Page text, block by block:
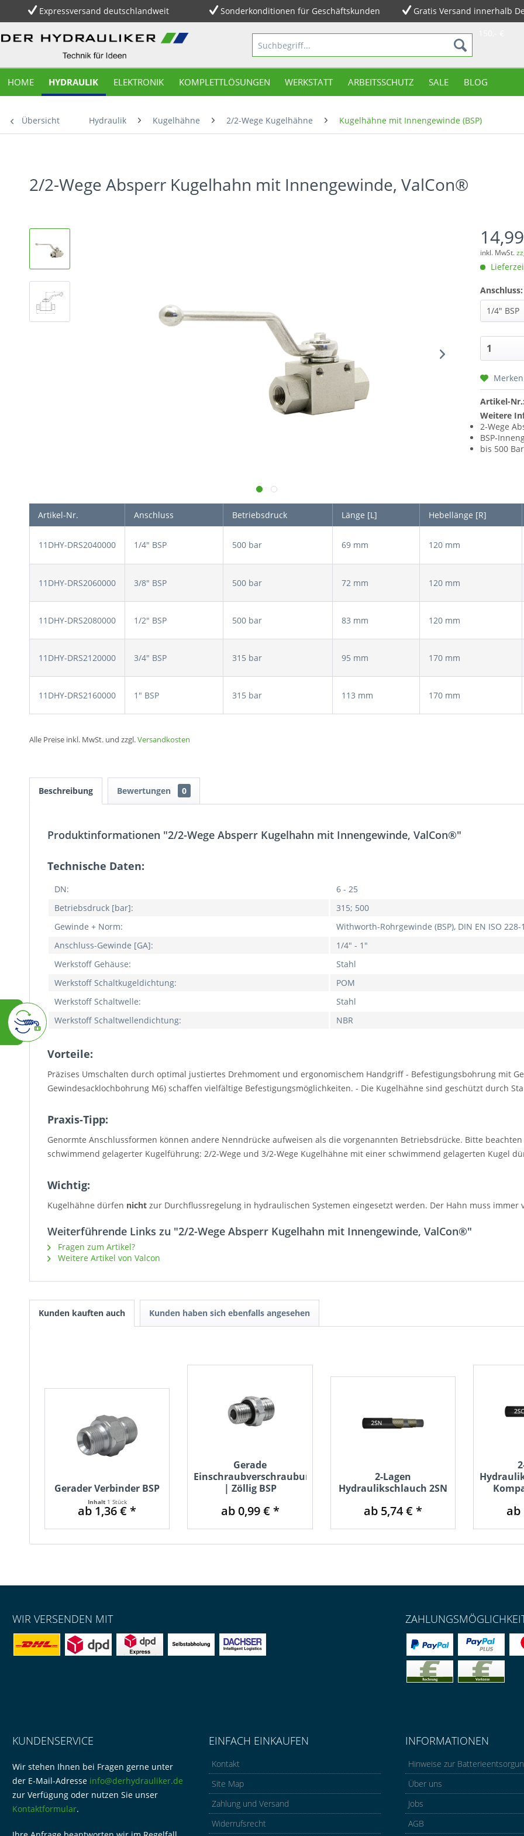
Expressversand deutschlandweit Sonderkonditionen für Geschäftskunden
Gratis Versand innerhalb
HOME HYDRAULIK ELEKTRONIK KOMPLETTLÖSUNGEN WERKSTATT ARBEITSSCHUTZ SALE BLOG
Übersicht Hydraulik Kugelhähne 2/2-Wege Kugelhähne Kugelhähne mit Innengewinde (BSP)
2/2-Wege Absperr Kugelhahn mit Innengewinde, ValCon®
inkl. MwSt.
Anschluss:
Merken
Artikel-
Weitere
2-Wege
BSP-
bis 500
Artikel-Nr. Anschluss Betriebsdruck Länge [L] Hebellänge [R]
11DHY-DRS2040000 1/4" BSP 500 bar 69 mm 120 mm
11DHY-DRS2060000 3/8" BSP 500 bar 72 mm 120 mm
11DHY-DRS2080000 1/2" BSP 500 bar 83 mm 120 mm
11DHY-DRS2120000 3/4" BSP 315 bar 95 mm 170 mm
11DHY-DRS2160000 1" BSP 315 bar 113 mm 170 mm
Alle Preise inkl. MwSt. und zzgl.Versandkosten
Beschreibung Bewertungen 0
Produktinformationen "2/2-Wege Absperr Kugelhahn mit Innengewinde, ValCon®"
Technische Daten:
DN:
6 - 25
Betriebsdruck [bar]:
315; 500
Gewinde + Norm:
Withworth-Rohrgewinde (BSP), DIN EN ISO 228-
Anschluss-Gewinde [GA]:
1/4" - 1"
Werkstoff Gehäuse:
Stahl
Werkstoff Schaltkugeldichtung:
POM
Werkstoff Schaltwelle:
Stahl
Werkstoff Schaltwellendichtung:
NBR
Vorteile:
Präzises Umschalten durch optimal justiertes Drehmoment und ergonomischem Handgriff - Befestigungsbohrung mit
Gewindesacklochbohrung M6) schaffen vielfältige Befestigungsmöglichkeiten. - Die Kugelhähne sind geschützt durch
Praxis-Tipp:
Genormte Anschlussformen können andere Nenndrücke aufweisen als die vorgenannten Betriebsdrücke. Bitte
schwimmend gelagerter Kugelführung: 2/2-Wege und 3/2-Wege Kugelhähne mit einer schwimmend gelagerten Kugel
Wichtig:
Kugelhähne dürfen nicht zur Durchflussregelung in hydraulischen Systemen eingesetzt werden. Der Hahn muss
Weiterführende Links zu "2/2-Wege Absperr Kugelhahn mit Innengewinde, ValCon®"
Fragen zum Artikel?
Weitere Artikel von Valcon
Kunden kauften auch Kunden haben sich ebenfalls angesehen
Gerader Verbinder BSP
Inhalt 1 Stück
ab 1,36 € *
Gerade
Einschraubverschraubung
| Zöllig BSP
ab 0,99 € *
2-Lagen
Hydraulikschlauch 2SN
ab 5,74 € * ab
WIR VERSENDEN MIT
KUNDENSERVICE
Wir stehen Ihnen bei Fragen gerne unter
der E-Mail-Adresse info@derhydrauliker.de
zur Verfügung oder nutzen Sie unser
Kontaktformular.
EINFACH EINKAUFEN
Kontakt
Site Map
Zahlung und Versand
Widerrufsrecht
INFORMATIONEN
Hinweise zur
Über uns
Jobs
AGB